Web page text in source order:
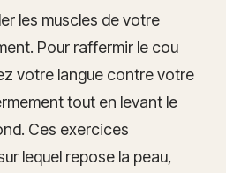
les muscles de votre
Pour raffermir le cou
votre langue contre votre
tout en levant le
Ces exercices
lequel repose la peau,